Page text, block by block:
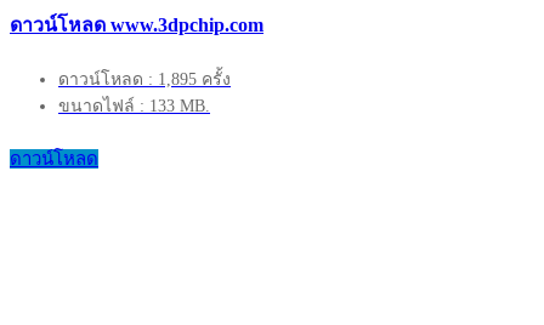
ดาวน์โหลด www.3dpchip.com
ดาวน์โหลด : 1,895 ครั้ง
ขนาดไฟล์ : 133 MB.
ดาวน์โหลด